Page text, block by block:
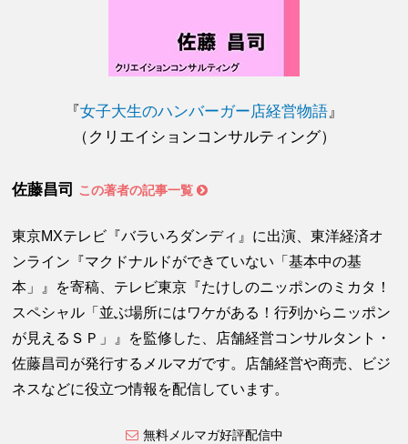
『女子大生のハンバーガー店経営物語 』
（クリエイションコンサルティング）
佐藤昌司 この著者の記事一覧
東京MXテレビ『バラいろダンディ』に出演、東洋経済オ
ンライン『マクドナルドができていない「基本中の基
本」』を寄稿、テレビ東京『たけしのニッポンのミカタ！
スペシャル「並ぶ場所にはワケがある！行列からニッポン
が見えるＳＰ」』を監修した、店舗経営コンサルタント・
佐藤昌司が発行するメルマガです。店舗経営や商売、ビジ
ネスなどに役立つ情報を配信しています。
無料メルマガ好評配信中